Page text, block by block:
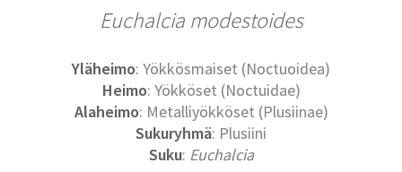
Euchalcia modestoides
Yläheimo: Yökkösmaiset (Noctuoidea)
Heimo: Yökköset (Noctuidae)
Alaheimo: Metalliyökköset (Plusiinae)
Sukuryhmä: Plusiini
Suku: Euchalcia